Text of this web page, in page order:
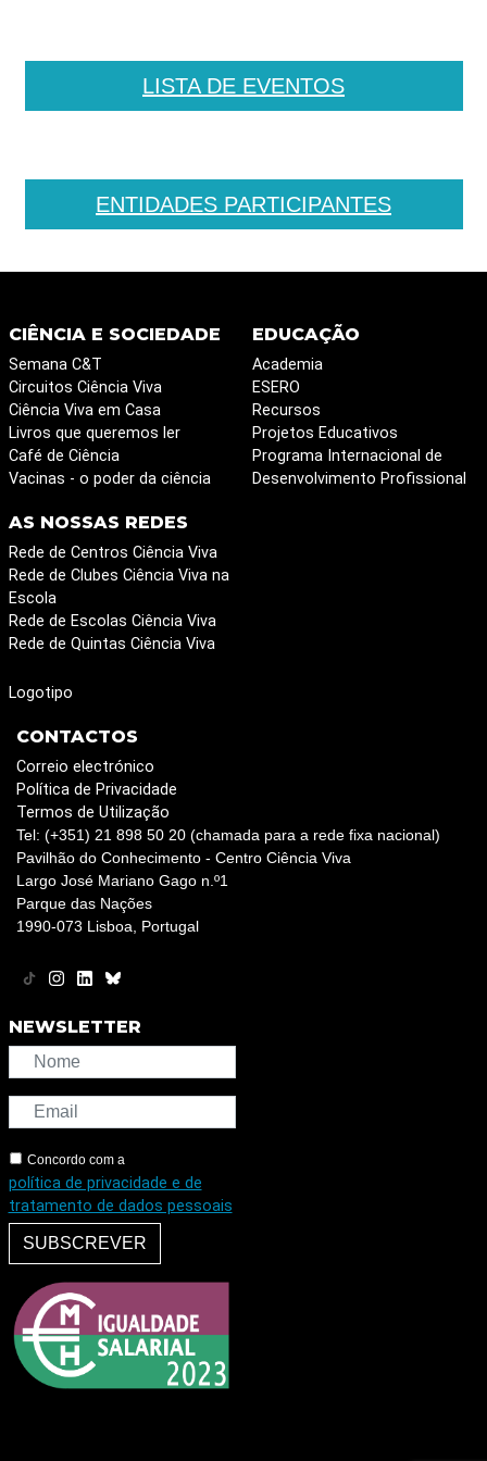
LISTA DE EVENTOS
ENTIDADES PARTICIPANTES
CIÊNCIA E SOCIEDADE
Semana C&T
Circuitos Ciência Viva
Ciência Viva em Casa
Livros que queremos ler
Café de Ciência
Vacinas - o poder da ciência
EDUCAÇÃO
Academia
ESERO
Recursos
Projetos Educativos
Programa Internacional de
Desenvolvimento Profissional
AS NOSSAS REDES
Rede de Centros Ciência Viva
Rede de Clubes Ciência Viva na
Escola
Rede de Escolas Ciência Viva
Rede de Quintas Ciência Viva
Logotipo
CONTACTOS
Correio electrónico
Política de Privacidade
Termos de Utilização
Tel: (+351) 21 898 50 20 (chamada para a rede fixa nacional)
Pavilhão do Conhecimento - Centro Ciência Viva
Largo José Mariano Gago n.º1
Parque das Nações
1990-073 Lisboa, Portugal
NEWSLETTER
Concordo com a
política de privacidade e de
tratamento de dados pessoais
SUBSCREVER